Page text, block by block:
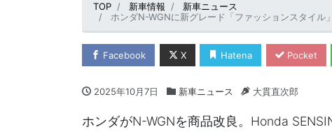
TOP 新車情報
新車ニュース
ホンダN-WGNに新グレード「ファッションスタイ
Facebook X Hatena Pocket
2025年10月7日 新車ニュース 大貫直次郎
ホンダがN-WGNを商品改良。Honda